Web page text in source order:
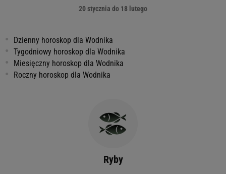
20 stycznia do 18 lutego
Dzienny horoskop dla Wodnika
Tygodniowy horoskop dla Wodnika
Miesięczny horoskop dla Wodnika
Roczny horoskop dla Wodnika
Ryby